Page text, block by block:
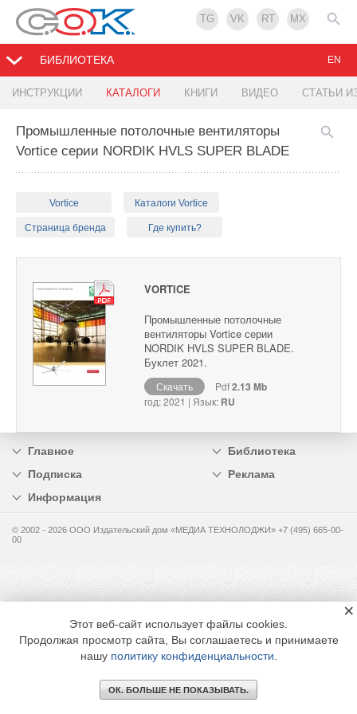
TG VK RT MX
БИБЛИОТЕКА
ИНСТРУКЦИИ КАТАЛОГИ КНИГИ ВИДЕО СТАТЬИ
EN
Промышленные потолочные вентиляторы
Vortice серии NORDIK HVLS SUPER BLADE
Vortice Каталоги Vortice
Страница бренда Где купить?
VORTICE
Промышленные потолочные
вентиляторы Vortice серии
NORDIK HVLS SUPER BLADE.
Буклет 2021.
Скачать Pdf2.13 Mb
год: 2021 | Язык: RU
Главное
Библиотека
Подписка
Реклама
Информация
© 2002 - 2026 OOO Издательский дом «МЕДИА ТЕХНОЛОДЖИ» +7 (495) 665-00-
00
Этот веб-сайт использует файлы cookies.
Продолжая просмотр сайта, Вы соглашаетесь и принимаете
нашу политику конфиденциальности
ОК. БОЛЬШЕ НЕ ПОКАЗЫВАТЬ.
×